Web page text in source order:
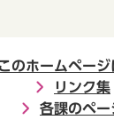
このホームページ
リンク集
各課のペー